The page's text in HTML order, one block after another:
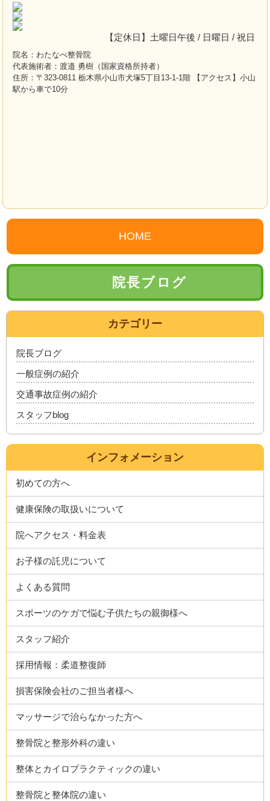
【定休日】土曜日午後 / 日曜日 / 祝日
院名：わたなべ整骨院
代表施術者：渡邉 勇樹（国家資格所持者）
住所：〒323-0811 栃木県小山市犬塚5丁目13-1-1階 【アクセス】小山
駅から車で10分
HOME
院長ブログ
カテゴリー
院長ブログ
一般症例の紹介
交通事故症例の紹介
スタッフblog
インフォメーション
初めての方へ
健康保険の取扱いについて
院へアクセス・料金表
お子様の託児について
よくある質問
スポーツのケガで悩む子供たちの親御様へ
スタッフ紹介
採用情報：柔道整復師
損害保険会社のご担当者様へ
マッサージで治らなかった方へ
整骨院と整形外科の違い
整体とカイロプラクティックの違い
整骨院と整体院の違い